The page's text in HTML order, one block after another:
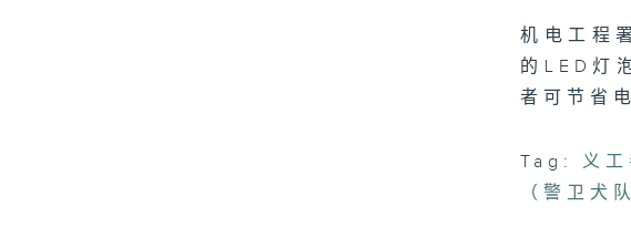
机电工程
的LED灯
者可节省
Tag: 义工
（警卫犬